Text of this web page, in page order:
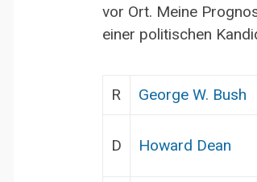
vor Ort. Meine
einer politischen
R George W. Bush
D Howard Dean